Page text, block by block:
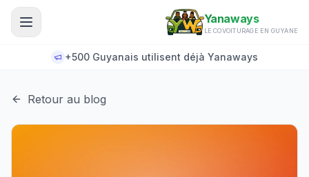
Aller au contenu principal
Yanaways
LE COVOITURAGE EN GUYANE
+500 Guyanais utilisent déjà Yanaways
Retour au blog